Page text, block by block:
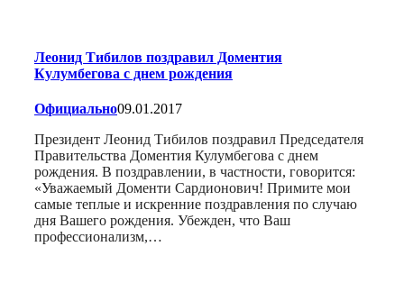
Леонид Тибилов поздравил Доментия
Кулумбегова с днем рождения
Официально09.01.2017
Президент Леонид Тибилов поздравил Председателя
Правительства Доментия Кулумбегова с днем
рождения. В поздравлении, в частности, говорится:
«Уважаемый Доменти Сардионович! Примите мои
самые теплые и искренние поздравления по случаю
дня Вашего рождения. Убежден, что Ваш
профессионализм,…